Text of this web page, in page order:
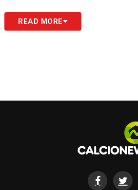
A: tutte le novità del
READ MORE